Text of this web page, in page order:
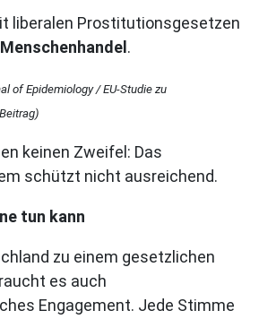
liberalen Prostitutionsgesetzen
.
of Epidemiology / EU-Studie zu
keinen Zweifel: Das
schützt nicht ausreichend.
tun kann
zu einem gesetzlichen
es auch
Engagement. Jede Stimme